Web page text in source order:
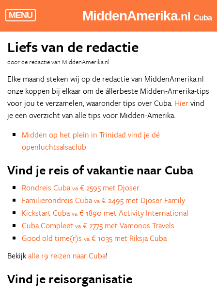
MENU MiddenAmerika.nl Cuba
Liefs van de redactie
door de redactie van MiddenAmerika.nl
Elke maand steken wij op de redactie van MiddenAmerika.nl
onze koppen bij elkaar om de állerbeste Midden-Amerika-tips
voor jou te verzamelen, waaronder tips over Cuba. Hiervind
je een overzicht van alle tips voor Midden-Amerika.
Midden op het plein in Trinidad vind je dé
openluchtsalsaclub
Vind je reis of vakantie naar Cuba
Rondreis Cuba va € 2595 met Djoser
Familierondreis Cuba va € 2495 met Djoser Family
Kickstart Cuba va € 1890 met Activity International
Cuba Compleet va € 2775 met Vamonos Travels
Good old time(r)s va € 1035 met Riksja Cuba
Bekijkalle 19 reizen naar Cuba!
Vind je reisorganisatie